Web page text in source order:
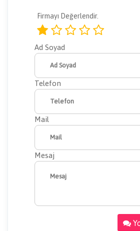
Firmayı Değerlendir.
Ad Soyad
Telefon
Mail
Mesaj